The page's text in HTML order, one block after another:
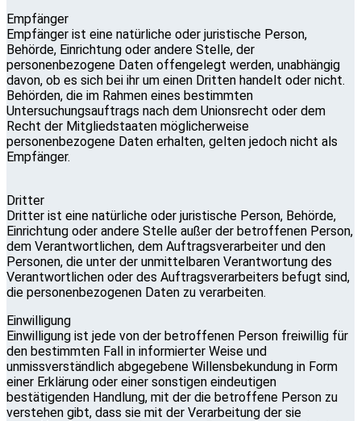
Empfänger
Empfänger ist eine natürliche oder juristische Person,
Behörde, Einrichtung oder andere Stelle, der
personenbezogene Daten offengelegt werden, unabhängig
davon, ob es sich bei ihr um einen Dritten handelt oder nicht.
Behörden, die im Rahmen eines bestimmten
Untersuchungsauftrags nach dem Unionsrecht oder dem
Recht der Mitgliedstaaten möglicherweise
personenbezogene Daten erhalten, gelten jedoch nicht als
Empfänger.
Dritter
Dritter ist eine natürliche oder juristische Person, Behörde,
Einrichtung oder andere Stelle außer der betroffenen Person,
dem Verantwortlichen, dem Auftragsverarbeiter und den
Personen, die unter der unmittelbaren Verantwortung des
Verantwortlichen oder des Auftragsverarbeiters befugt sind,
die personenbezogenen Daten zu verarbeiten.
Einwilligung
Einwilligung ist jede von der betroffenen Person freiwillig für
den bestimmten Fall in informierter Weise und
unmissverständlich abgegebene Willensbekundung in Form
einer Erklärung oder einer sonstigen eindeutigen
bestätigenden Handlung, mit der die betroffene Person zu
verstehen gibt, dass sie mit der Verarbeitung der sie